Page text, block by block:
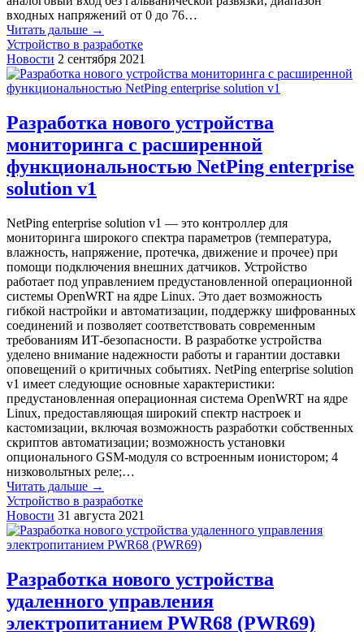
входных напряжений от 0 до 76…
Читать дальше →
Устройство в разработке
Новости 2 сентября 2021
Разработка нового устройства
мониторинга с расширенной
функциональностью NetPing enterprise
solution v1
NetPing enterprise solution v1 — это контроллер для
мониторинга широкого спектра параметров (температура,
влажность, напряжение, протечка, движение и прочее) при
помощи подключения внешних датчиков. Устройство
работает под управлением предустановленной операционной
системы OpenWRT на ядре Linux. Это дает возможность
гибкой настройки и автоматизации, поддержку шифрованных
соединений и позволяет соответствовать современным
требованиям ИТ-безопасности. В разработке устройства
уделено внимание надежности работы и гарантии доставки
оповещений о критичных событиях. NetPing enterprise solution
v1 имеет следующие основные характеристики:
предустановленная операционная система OpenWRT на ядре
Linux, предоставляющая широкий спектр настроек и
кастомизации, включая возможность разработки собственных
скриптов автоматизации; возможность установки
опционального GSM-модуля со встроенным ионистором; 4
низковольтных реле;…
Читать дальше →
Устройство в разработке
Новости 31 августа 2021
Разработка нового устройства
удаленного управления
электропитанием PWR68 (PWR69)